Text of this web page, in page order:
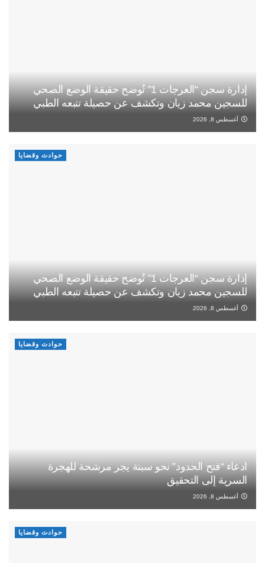
إدارة سجن “العرجات 1” تُوضح حقيقة الوضع الصحي
للسجين محمد زيان وتكشف عن حصيلة تتبعه الطبي
أغسطس 8, 2026
حوادث وقضايا
إدارة سجن “العرجات 1” تُوضح حقيقة الوضع الصحي
للسجين محمد زيان وتكشف عن حصيلة تتبعه الطبي
أغسطس 8, 2026
حوادث وقضايا
ادعاء “فتح الحدود” نحو سبتة يجر مرشحة للهجرة
السرية إلى التحقيق
أغسطس 8, 2026
حوادث وقضايا